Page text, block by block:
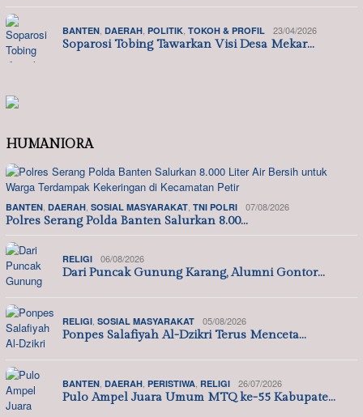
BANTEN, DAERAH, POLITIK, TOKOH & PROFIL 23/04/2026
Soparosi Tobing Tawarkan Visi Desa Mekar…
HUMANIORA
BANTEN DAERAH SOSIAL MASYARAKAT TNI POLRI 07/08/2026
Polres Serang Polda Banten Salurkan 8.00…
RELIGI 06/08/2026
Dari Puncak Gunung Karang, Alumni Gontor…
RELIGI SOSIAL MASYARAKAT 05/08/2026
Ponpes Salafiyah Al-Dzikri Terus Menceta…
BANTEN DAERAH PERISTIWA RELIGI 26/07/2026
Pulo Ampel Juara Umum MTQ ke-55 Kabupate…